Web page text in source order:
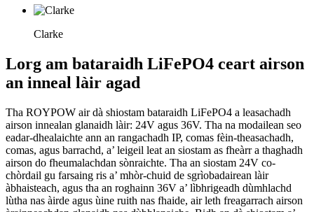
Clarke
Lorg am bataraidh LiFePO4 ceart airson
an inneal làir agad
Tha ROYPOW air dà shiostam bataraidh LiFePO4 a leasachadh
airson innealan glanaidh làir: 24V agus 36V. Tha na modailean seo
eadar-dhealaichte ann an rangachadh IP, comas fèin-theasachadh,
comas, agus barrachd, a’ leigeil leat an siostam as fheàrr a thaghadh
airson do fheumalachdan sònraichte. Tha an siostam 24V co-
chòrdail gu farsaing ris a’ mhòr-chuid de sgrìobadairean làir
àbhaisteach, agus tha an roghainn 36V a’ lìbhrigeadh dùmhlachd
lùtha nas àirde agus ùine ruith nas fhaide, air leth freagarrach airson